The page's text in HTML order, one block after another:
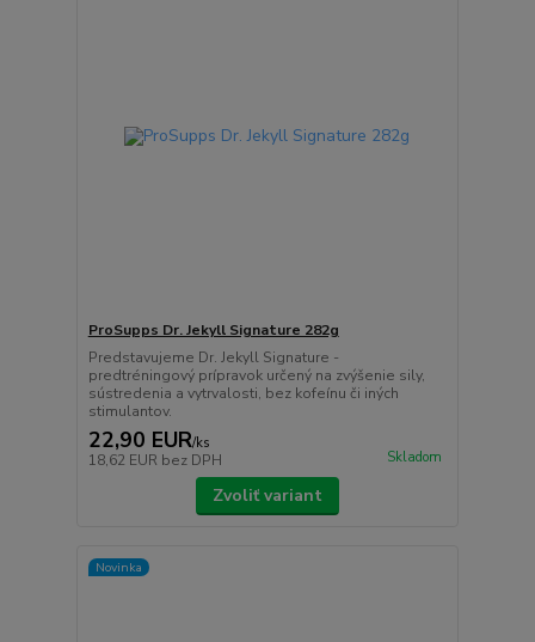
ProSupps Dr. Jekyll Signature 282g
Predstavujeme Dr. Jekyll Signature -
predtréningový prípravok určený na zvýšenie sily,
sústredenia a vytrvalosti, bez kofeínu či iných
stimulantov.
22,90 EUR/ks
18,62 EUR bez DPH Skladom
Zvoliť variant
Novinka